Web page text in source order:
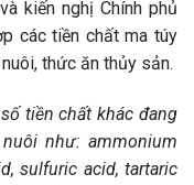
kiến nghị Chính phủ
các tiền chất ma túy
thức ăn thủy sản.
tiền chất khác đang
như: ammonium
sulfuric acid, tartaric